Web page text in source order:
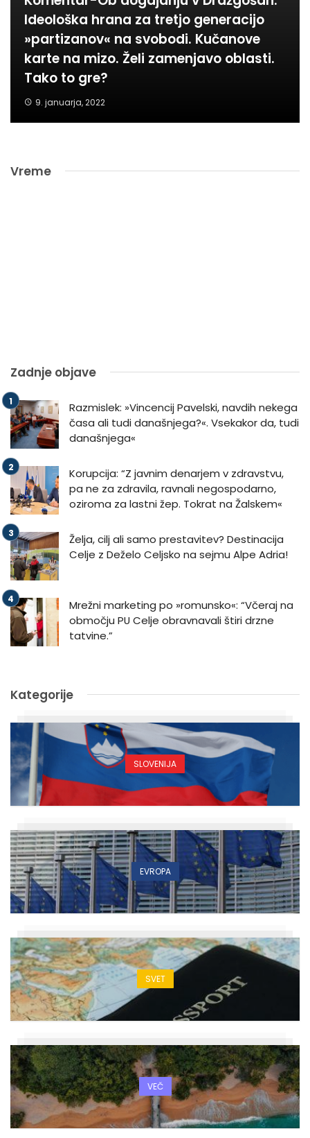
Ideološka hrana za tretjo generacijo
»partizanov« na svobodi. Kučanove
karte na mizo. Želi zamenjavo oblasti.
Tako to gre?
9. januarja, 2022
Vreme
Zadnje objave
Razmislek: »Vincencij Pavelski, navdih nekega
časa ali tudi današnjega?«. Vsekakor da, tudi
današnjega«
Korupcija: “Z javnim denarjem v zdravstvu,
pa ne za zdravila, ravnali negospodarno,
oziroma za lastni žep. Tokrat na Žalskem«
Želja, cilj ali samo prestavitev? Destinacija
Celje z Deželo Celjsko na sejmu Alpe Adria!
Mrežni marketing po »romunsko«: “Včeraj na
območju PU Celje obravnavali štiri drzne
tatvine.”
Kategorije
SLOVENIJA
EVROPA
SVET
VEČ